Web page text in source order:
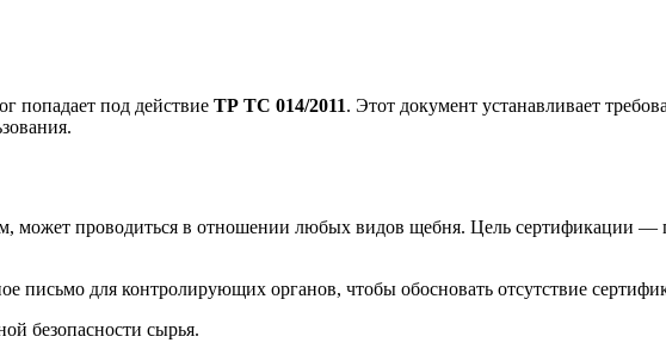
попадает под действие ТР ТС 014/2011. Этот документ устанавливает
может проводиться в отношении любых видов щебня. Цель сертификации —
письмо для контролирующих органов, чтобы обосновать отсутствие
безопасности сырья.